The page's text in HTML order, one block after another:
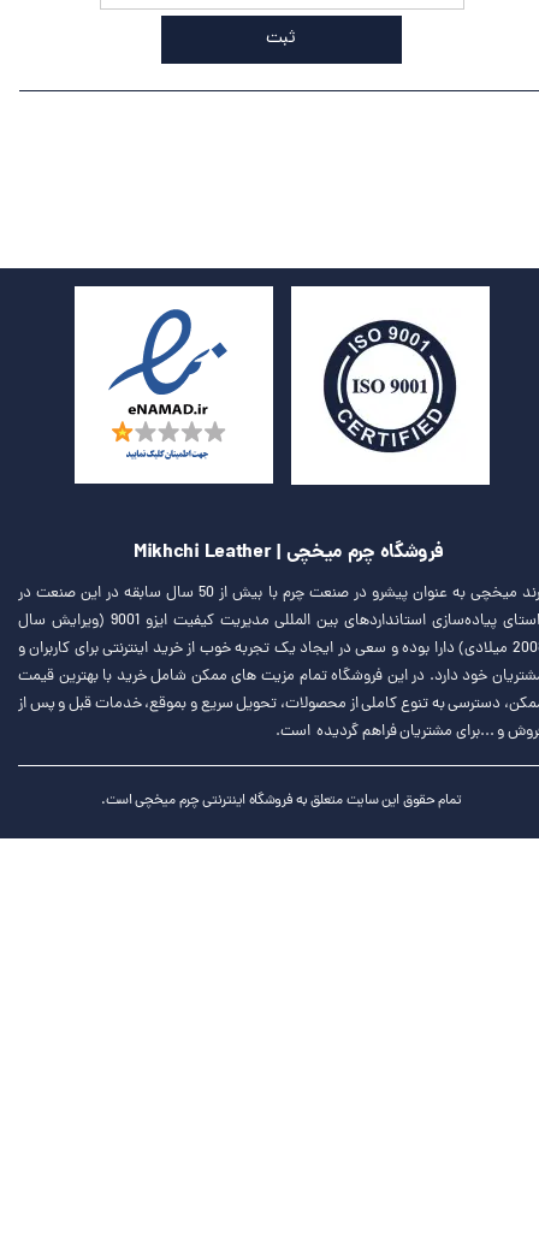
فروشگاه چرم میخچی | Mikhchi Leather
برند میخچی به عنوان پیشرو در صنعت چرم با بیش از 50 سال سابقه در این صنعت در
راستای پیاده‌سازی استانداردهای بین المللی مدیریت کیفیت ایزو 9001 (ویرایش سال
2008 میلادی) دارا بوده و سعی در ایجاد یک تجربه خوب از خرید اینترنتی برای کاربران و
خود دارد. در این فروشگاه تمام مزیت های ممکن شامل خرید با بهترین قیمت
دسترسی به تنوع کاملی از محصولات، تحویل سریع و بموقع، خدمات قبل و پس از
و ...برای مشتریان فراهم گردیده است.
تمام حقوق این سایت متعلق به فروشگاه اینترنتی چرم میخچی است.
ثبت